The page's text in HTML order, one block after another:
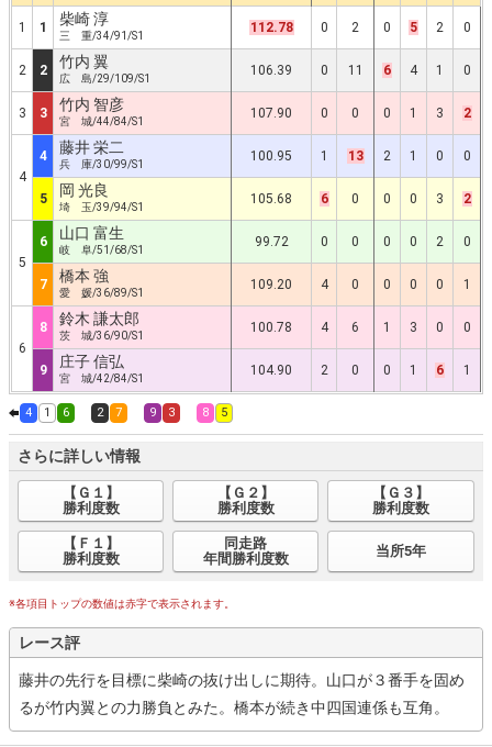
1 1 柴崎 淳
三 重/34/91/S1
112.78 0 2 0 5 2 0
2 2 竹内 翼
広 島/29/109/S1
106.39 0 11 6 4 1 0
3 3 竹内 智彦
宮 城/44/84/S1
107.90 0 0 0 1 3 2
4
4 藤井 栄二
兵 庫/30/99/S1
100.95 1 13 2 1 0 0
5 岡 光良
埼 玉/39/94/S1
105.68 6 0 0 0 3 2
5
6 山口 富生
岐 阜/51/68/S1
99.72 0 0 0 0 2 0
7 橋本 強
愛 媛/36/89/S1
109.20 4 0 0 0 0 1
6
8 鈴木 謙太郎
茨 城/36/90/S1
100.78 4 6 1 3 0 0
9 庄子 信弘
宮 城/42/84/S1
104.90 2 0 0 1 6 1
4 1 6 2 7 9 3 8 5
さらに詳しい情報
【Ｇ１】
勝利度数
【Ｇ２】
勝利度数
【Ｇ３】
勝利度数
【Ｆ１】
勝利度数
同走路
年間勝利度数
当所5年
※各項目トップの数値は赤字で表示されます。
レース評
藤井の先行を目標に柴崎の抜け出しに期待。山口が３番手を固め
るが竹内翼との力勝負とみた。橋本が続き中四国連係も互角。